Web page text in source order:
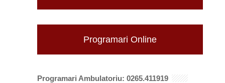
Programari Online
Programari Ambulatoriu: 0265.411919